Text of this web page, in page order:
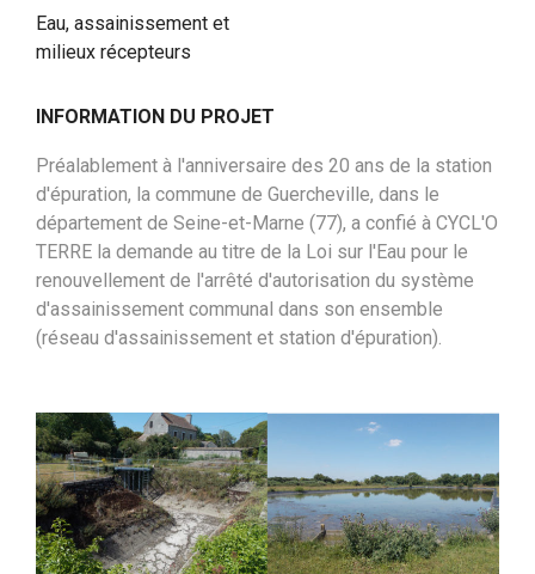
Eau, assainissement et
milieux récepteurs
INFORMATION DU PROJET
Préalablement à l'anniversaire des 20 ans de la station
d'épuration, la commune de Guercheville, dans le
département de Seine-et-Marne (77), a confié à CYCL'O
TERRE la demande au titre de la Loi sur l'Eau pour le
renouvellement de l'arrêté d'autorisation du système
d'assainissement communal dans son ensemble
(réseau d'assainissement et station d'épuration).